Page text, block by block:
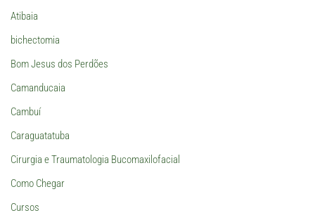
Atibaia
bichectomia
Bom Jesus dos Perdões
Camanducaia
Cambuí
Caraguatatuba
Cirurgia e Traumatologia Bucomaxilofacial
Como Chegar
Cursos